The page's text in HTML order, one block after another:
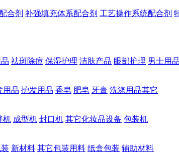
合剂 补强填充体系配合剂 工艺操作系统配合剂
祛斑除痘 保湿护理 洁肤产品 眼部护理 男士用品
用品 护发用品 香皂 肥皂 牙膏 洗涤用品其它
机 成型机 封口机 其它化妆品设备 包装机
新材料 其它包装用料 纸盒包装 辅助材料